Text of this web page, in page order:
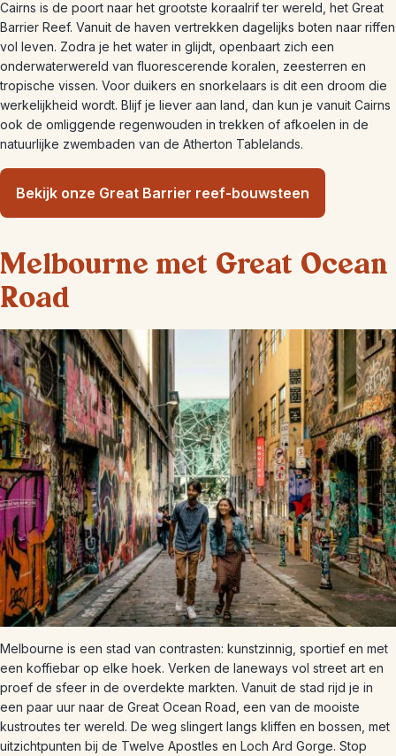
Cairns is de poort naar het grootste koraalrif ter wereld, het Great
Barrier Reef. Vanuit de haven vertrekken dagelijks boten naar riffen
vol leven. Zodra je het water in glijdt, openbaart zich een
onderwaterwereld van fluorescerende koralen, zeesterren en
tropische vissen. Voor duikers en snorkelaars is dit een droom die
werkelijkheid wordt. Blijf je liever aan land, dan kun je vanuit Cairns
ook de omliggende regenwouden in trekken of afkoelen in de
natuurlijke zwembaden van de Atherton Tablelands.
Bekijk onze Great Barrier reef-bouwsteen
Melbourne met Great Ocean
Road
Melbourne is een stad van contrasten: kunstzinnig, sportief en met
een koffiebar op elke hoek. Verken de laneways vol street art en
proef de sfeer in de overdekte markten. Vanuit de stad rijd je in
een paar uur naar de Great Ocean Road, een van de mooiste
kustroutes ter wereld. De weg slingert langs kliffen en bossen, met
uitzichtpunten bij de Twelve Apostles en Loch Ard Gorge. Stop